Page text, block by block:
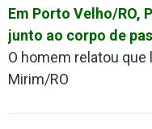
Em Porto Velho/RO,
junto ao corpo de
O homem relatou que
Mirim/RO